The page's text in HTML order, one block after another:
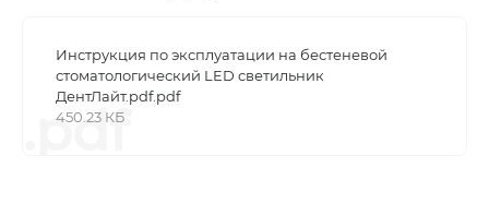
Инструкция по эксплуатации на бестеневой
стоматологический LED светильник
ДентЛайт.pdf.pdf
450.23 КБ
.pdf